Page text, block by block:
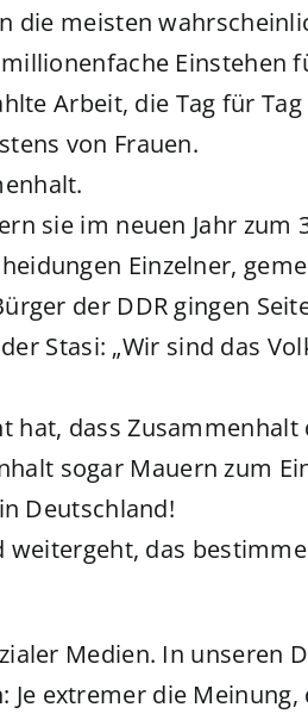
die meisten
Einstehen
Arbeit, die Tag für
von Frauen.
sie im neuen Jahr zum
Einzelner,
der DDR gingen
Stasi: „Wir sind das
hat, dass Zusammenhalt
sogar Mauern zum
Deutschland!
das
Medien. In unseren
extremer die